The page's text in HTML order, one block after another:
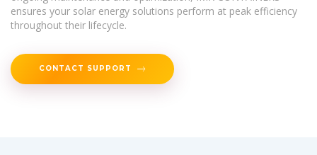
ensures your solar energy solutions perform at peak efficiency
throughout their lifecycle.
CONTACT SUPPORT